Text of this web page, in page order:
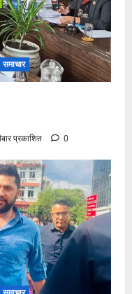
समाचार
प्रकाशित 0